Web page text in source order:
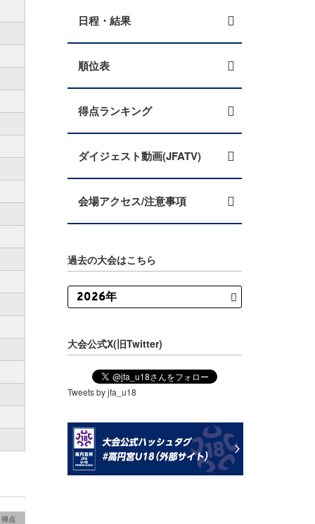
得点
日程・結果
順位表
得点ランキング
ダイジェスト動画(JFATV)
会場アクセス/注意事項
過去の大会はこちら
大会公式X(旧Twitter)
Tweets by jfa_u18